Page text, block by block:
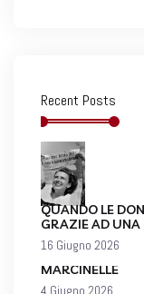
Recent Posts
QUANDO LE
GRAZIE AD
16 Giugno 2026
MARCINELLE
4 Giugno 2026